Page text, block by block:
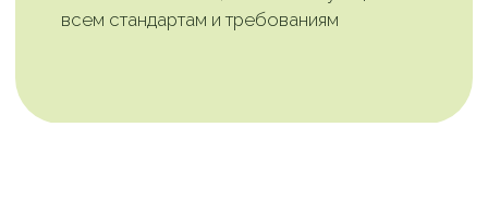
Подпишитесь на наш канал в Telegram